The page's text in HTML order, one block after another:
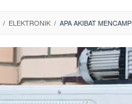
/ ELEKTRONIK / APA AKIBAT